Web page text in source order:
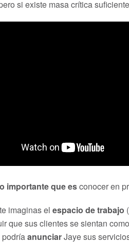
si existe masa crítica
importante que esconocer en
imaginas el espacio de trabajo
que sus clientes se sientan
anunciarJaye sus